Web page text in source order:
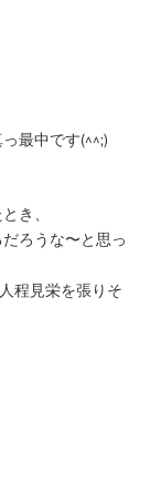
最中です(^^;)
き、
ろうな〜と思っ
程見栄を張りそ